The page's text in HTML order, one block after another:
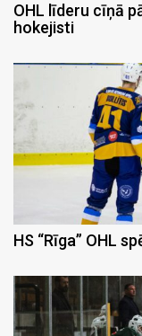
OHL līderu cīņā
hokejisti
HS “Rīga” OHL